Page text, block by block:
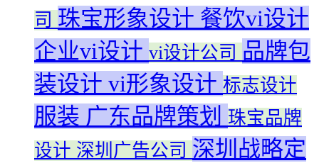
司 珠宝形象设计 餐饮vi设计
企业vi设计 vi设计公司 品牌包
装设计 vi形象设计 标志设计
服装 广东品牌策划
珠宝品牌
设计 深圳广告公司 深圳战略定